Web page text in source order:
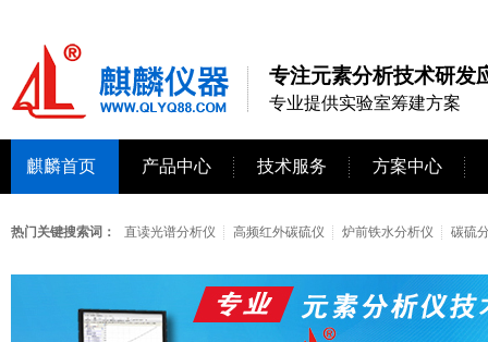
专注元素分析技术研发
专业提供实验室筹建方案
麒麟首页 产品中心 技术服务 方案中心
热门关键搜索词： 直读光谱分析仪 高频红外碳硫仪 炉前铁水分析仪 碳硫